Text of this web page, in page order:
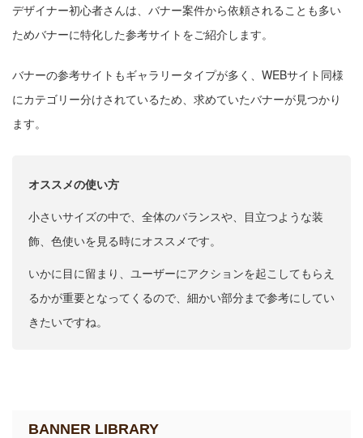
デザイナー初心者さんは、バナー案件から依頼されることも多い
ためバナーに特化した参考サイトをご紹介します。
バナーの参考サイトもギャラリータイプが多く、WEBサイト同様
にカテゴリー分けされているため、求めていたバナーが見つかり
ます。
オススメの使い方
小さいサイズの中で、全体のバランスや、目立つような装
飾、色使いを見る時にオススメです。
いかに目に留まり、ユーザーにアクションを起こしてもらえ
るかが重要となってくるので、細かい部分まで参考にしてい
きたいですね。
BANNER LIBRARY